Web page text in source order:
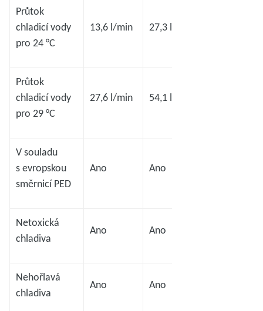
Průtok
chladicí vody
pro 24 °C
13,6 l/min 27,3 l/min
Průtok
chladicí vody
pro 29 °C
27,6 l/min 54,1 l/min
V souladu
s evropskou
směrnicí PED
Ano Ano
Netoxická
chladiva
Ano Ano
Nehořlavá
chladiva
Ano Ano